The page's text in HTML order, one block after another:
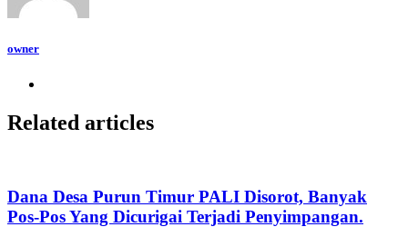
owner
Related articles
Dana Desa Purun Timur PALI Disorot, Banyak
Pos-Pos Yang Dicurigai Terjadi Penyimpangan.